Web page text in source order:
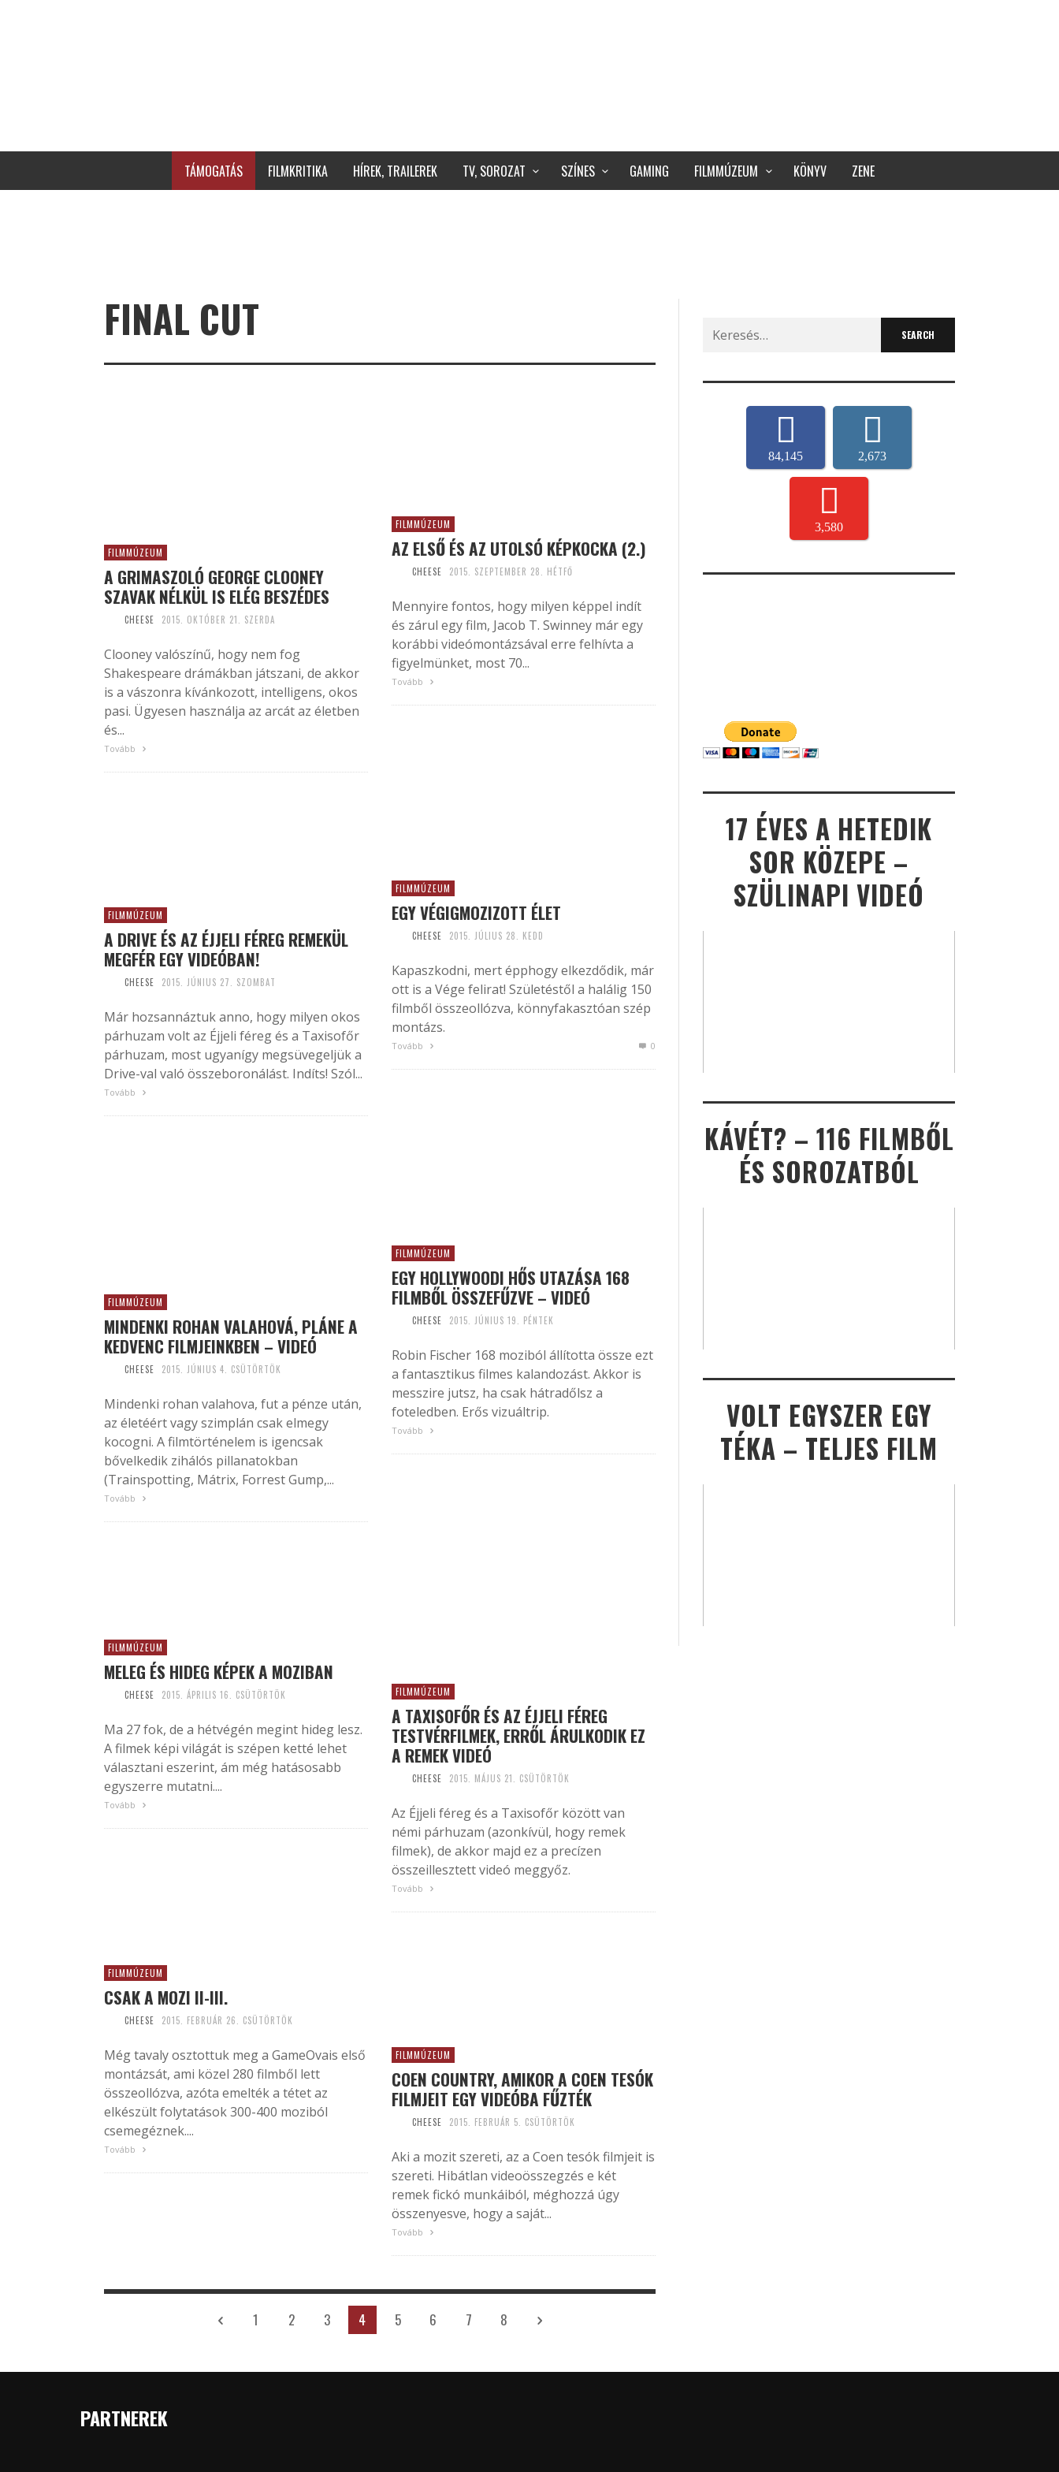
TÁMOGATÁS FILMKRITIKA HÍREK, TRAILEREK TV, SOROZAT SZÍNES GAMING FILMMÚZEUM KÖNYV ZENE
FINAL CUT
FILMMÚZEUM
A GRIMASZOLÓ GEORGE CLOONEY
SZAVAK NÉLKÜL IS ELÉG BESZÉDES
CHEESE 2015. OKTÓBER 21. SZERDA
Clooney valószínű, hogy nem fog
Shakespeare drámákban játszani, de akkor
is a vászonra kívánkozott, intelligens, okos
pasi. Ügyesen használja az arcát az életben
és...
Tovább
FILMMÚZEUM
AZ ELSŐ ÉS AZ UTOLSÓ KÉPKOCKA (2.)
CHEESE 2015. SZEPTEMBER 28. HÉTFŐ
Mennyire fontos, hogy milyen képpel indít
és zárul egy film, Jacob T. Swinney már egy
korábbi videómontázsával erre felhívta a
figyelmünket, most 70...
Tovább
FILMMÚZEUM
EGY VÉGIGMOZIZOTT ÉLET
CHEESE 2015. JÚLIUS 28. KEDD
Kapaszkodni, mert épphogy elkezdődik, már
ott is a Vége felirat! Születéstől a halálig 150
filmből összeollózva, könnyfakasztóan szép
montázs.
Tovább 0
FILMMÚZEUM
A DRIVE ÉS AZ ÉJJELI FÉREG REMEKÜL
MEGFÉR EGY VIDEÓBAN!
CHEESE 2015. JÚNIUS 27. SZOMBAT
Már hozsannáztuk anno, hogy milyen okos
párhuzam volt az Éjjeli féreg és a Taxisofőr
párhuzam, most ugyanígy megsüvegeljük a
Drive-val való összeboronálást. Indíts! Szól...
Tovább
FILMMÚZEUM
EGY HOLLYWOODI HŐS UTAZÁSA 168
FILMBŐL ÖSSZEFŰZVE – VIDEÓ
CHEESE 2015. JÚNIUS 19. PÉNTEK
Robin Fischer 168 moziból állította össze ezt
a fantasztikus filmes kalandozást. Akkor is
messzire jutsz, ha csak hátradőlsz a
foteledben. Erős vizuáltrip.
Tovább
FILMMÚZEUM
MINDENKI ROHAN VALAHOVÁ, PLÁNE A
KEDVENC FILMJEINKBEN – VIDEÓ
CHEESE 2015. JÚNIUS 4. CSÜTÖRTÖK
Mindenki rohan valahova, fut a pénze után,
az életéért vagy szimplán csak elmegy
kocogni. A filmtörténelem is igencsak
bővelkedik zihálós pillanatokban
(Trainspotting, Mátrix, Forrest Gump,...
Tovább
FILMMÚZEUM
A TAXISOFŐR ÉS AZ ÉJJELI FÉREG
TESTVÉRFILMEK, ERRŐL ÁRULKODIK EZ
A REMEK VIDEÓ
CHEESE 2015. MÁJUS 21. CSÜTÖRTÖK
Az Éjjeli féreg és a Taxisofőr között van
némi párhuzam (azonkívül, hogy remek
filmek), de akkor majd ez a precízen
összeillesztett videó meggyőz.
Tovább
FILMMÚZEUM
MELEG ÉS HIDEG KÉPEK A MOZIBAN
CHEESE 2015. ÁPRILIS 16. CSÜTÖRTÖK
Ma 27 fok, de a hétvégén megint hideg lesz.
A filmek képi világát is szépen ketté lehet
választani eszerint, ám még hatásosabb
egyszerre mutatni....
Tovább
FILMMÚZEUM
CSAK A MOZI II-III.
CHEESE 2015. FEBRUÁR 26. CSÜTÖRTÖK
Még tavaly osztottuk meg a GameOvais első
montázsát, ami közel 280 filmből lett
összeollózva, azóta emelték a tétet az
elkészült folytatások 300-400 moziból
csemegéznek....
Tovább
FILMMÚZEUM
COEN COUNTRY, AMIKOR A COEN TESÓK
FILMJEIT EGY VIDEÓBA FŰZTÉK
CHEESE 2015. FEBRUÁR 5. CSÜTÖRTÖK
Aki a mozit szereti, az a Coen tesók filmjeit is
szereti. Hibátlan videoösszegzés e két
remek fickó munkáiból, méghozzá úgy
összenyesve, hogy a saját...
Tovább
1 2 3 4 5 6 7 8
Search
for:
84,145 2,673
3,580
17 ÉVES A HETEDIK
SOR KÖZEPE –
SZÜLINAPI VIDEÓ
KÁVÉT? – 116 FILMBŐL
ÉS SOROZATBÓL
VOLT EGYSZER EGY
TÉKA – TELJES FILM
PARTNEREK